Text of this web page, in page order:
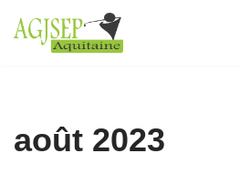
Aller
août 2023